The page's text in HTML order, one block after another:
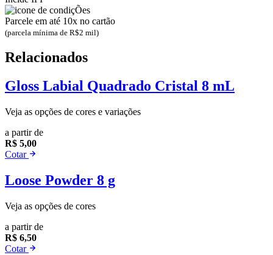
Parcele em até 10x no cartão
(parcela mínima de R$2 mil)
Relacionados
Gloss Labial Quadrado Cristal 8 mL
Veja as opções de cores e variações
a partir de
R$ 5,00
Cotar
Loose Powder 8 g
Veja as opções de cores
a partir de
R$ 6,50
Cotar